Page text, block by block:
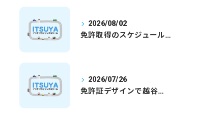
2026/08/02
免許取得のスケジュールを徹底解説学生社会人の通学合宿別プランで最短取得のコツ
2026/07/26
免許証デザインで越谷市愛を表現する埼玉県さいたま市越谷市の免許取得完全ガイド